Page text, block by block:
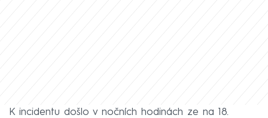
K incidentu došlo v nočních hodinách ze na 18.